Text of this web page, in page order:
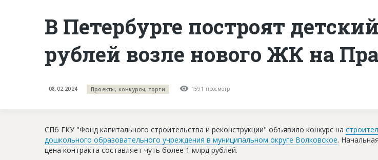
В Петербурге построят
рублей возле нового ЖК на
08.02.2024 Проекты, конкурсы, торги 1591 просмотр
СПб ГКУ "Фонд капитального строительства и реконструкции" объявило конкурс на
дошкольного образовательного учреждения в муниципальном округе Волковское.
цена контракта составляет чуть более 1 млрд рублей.